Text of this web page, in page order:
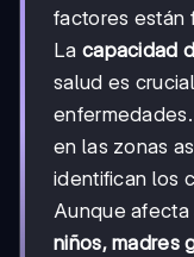
factores están
La capacidad
salud es
en las zonas
identifican los
Aunque
niños, madres